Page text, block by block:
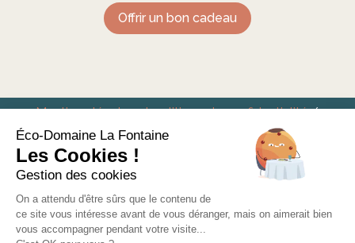
Offrir un bon cadeau
Mentions légales et politique de confidentialité/
Conditions générales de vente
Eco-Domaine La Fontaine – Hôtel Restaurant à
Éco-Domaine La Fontaine
Les Cookies !
Gestion des cookies
On a attendu d'être sûrs que le contenu de
ce site vous intéresse avant de vous déranger, mais on aimerait bien
vous accompagner pendant votre visite...